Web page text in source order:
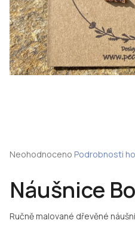
Náušnice
Ručně malované dřevěné
Průměrné
je
0,0
z
5
Neohodnoceno Podrobnosti